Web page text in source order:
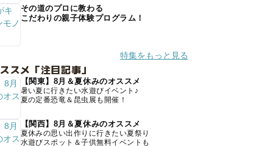
その道のプロに教わる
こだわりの親子体験プログラム！
特集をもっと見る
スメ「注目記事」
【関東】8月＆夏休みのオススメ
暑い夏に行きたい水遊びイベント♪
夏の定番恐竜＆昆虫展も開催！
【関西】8月＆夏休みのオススメ
夏休みの思い出作りに行きたい夏祭り
水遊びスポット＆子供無料イベントも